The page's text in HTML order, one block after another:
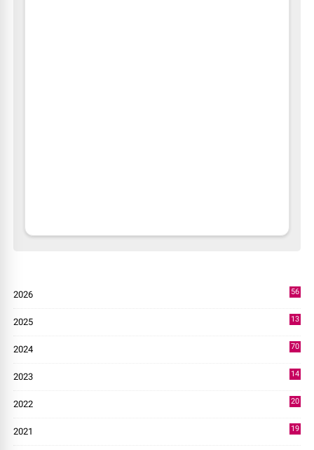
2026
56
2025
13
2024
70
2023
14
2022
20
2021
19